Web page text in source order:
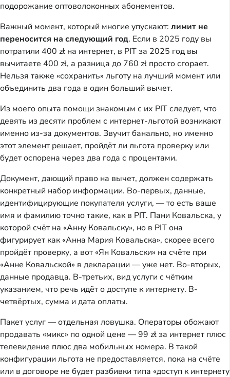
подорожание оптоволоконных абонементов.
Важный момент, который многие упускают: лимит не
переносится на следующий год. Если в 2025 году вы
потратили 400 zł на интернет, в PIT за 2025 год вы
вычитаете 400 zł, а разница до 760 zł просто сгорает.
Нельзя также «сохранить» льготу на лучший момент или
объединить два года в один больший вычет.
Из моего опыта помощи знакомым с их PIT следует, что
девять из десяти проблем с интернет-льготой возникают
именно из-за документов. Звучит банально, но именно
этот элемент решает, пройдёт ли льгота проверку или
будет оспорена через два года с процентами.
Документ, дающий право на вычет, должен содержать
конкретный набор информации. Во-первых, данные,
идентифицирующие покупателя услуги, — то есть ваше
имя и фамилию точно такие, как в PIT. Пани Ковальска, у
которой счёт на «Анну Ковальску», но в PIT она
фигурирует как «Анна Мария Ковальска», скорее всего
пройдёт проверку, а вот «Ян Ковальски» на счёте при
«Анне Ковальской» в декларации — уже нет. Во-вторых,
данные продавца. В-третьих, вид услуги с чётким
указанием, что речь идёт о доступе к интернету. В-
четвёртых, сумма и дата оплаты.
Пакет услуг — отдельная ловушка. Операторы обожают
продавать «микс» по одной цене — 99 zł за интернет плюс
телевидение плюс два мобильных номера. В такой
конфигурации льгота не предоставляется, пока на счёте
или в договоре не будет разбивки типа «доступ к интернету